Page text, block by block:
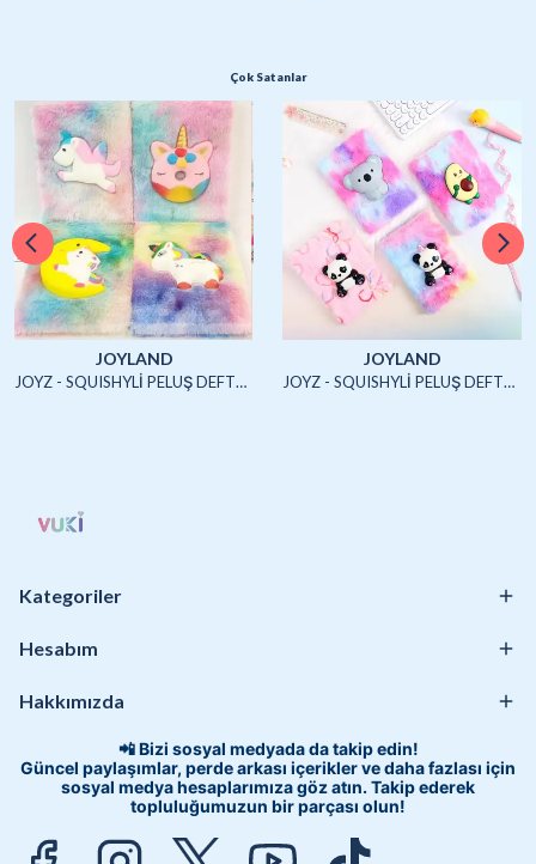
Çok Satanlar
JOYLAND
JOYZ - SQUISHYLİ PELUŞ DEFTER A5 (UNICORN2)-4/S
JOYLAND
JOYZ - SQUISHYLİ PELUŞ DEFTER A5 (HAYVANLAR)-4/S
Kategoriler
Hesabım
Hakkımızda
📲 Bizi sosyal medyada da takip edin!
Güncel paylaşımlar, perde arkası içerikler ve daha fazlası için
sosyal medya hesaplarımıza göz atın. Takip ederek
topluluğumuzun bir parçası olun!